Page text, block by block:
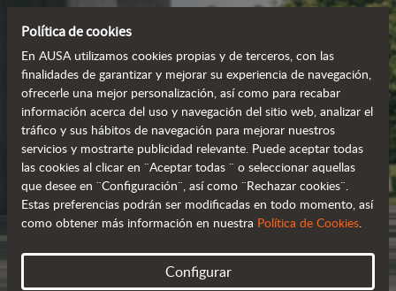
Política de cookies
En AUSA utilizamos cookies propias y de terceros, con las
finalidades de garantizar y mejorar su experiencia de navegación,
ofrecerle una mejor personalización, así como para recabar
información acerca del uso y navegación del sitio web, analizar el
tráfico y sus hábitos de navegación para mejorar nuestros
servicios y mostrarte publicidad relevante. Puede aceptar todas
las cookies al clicar en ¨Aceptar todas ¨ o seleccionar aquellas
que desee en ¨Configuración¨, así como ¨Rechazar cookies¨.
Estas preferencias podrán ser modificadas en todo momento, así
como obtener más información en nuestra Política de Cookies.
Configurar